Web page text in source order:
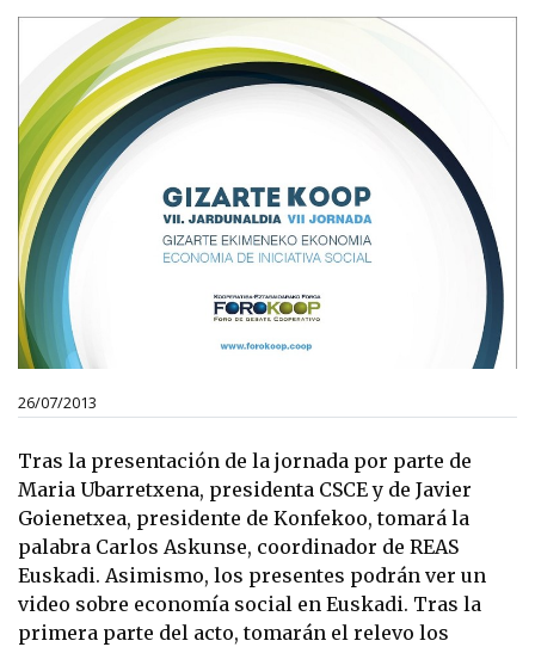
26/07/2013
Tras la presentación de la jornada por parte de
Maria Ubarretxena, presidenta CSCE y de Javier
Goienetxea, presidente de Konfekoo, tomará la
palabra Carlos Askunse, coordinador de REAS
Euskadi. Asimismo, los presentes podrán ver un
video sobre economía social en Euskadi. Tras la
primera parte del acto, tomarán el relevo los